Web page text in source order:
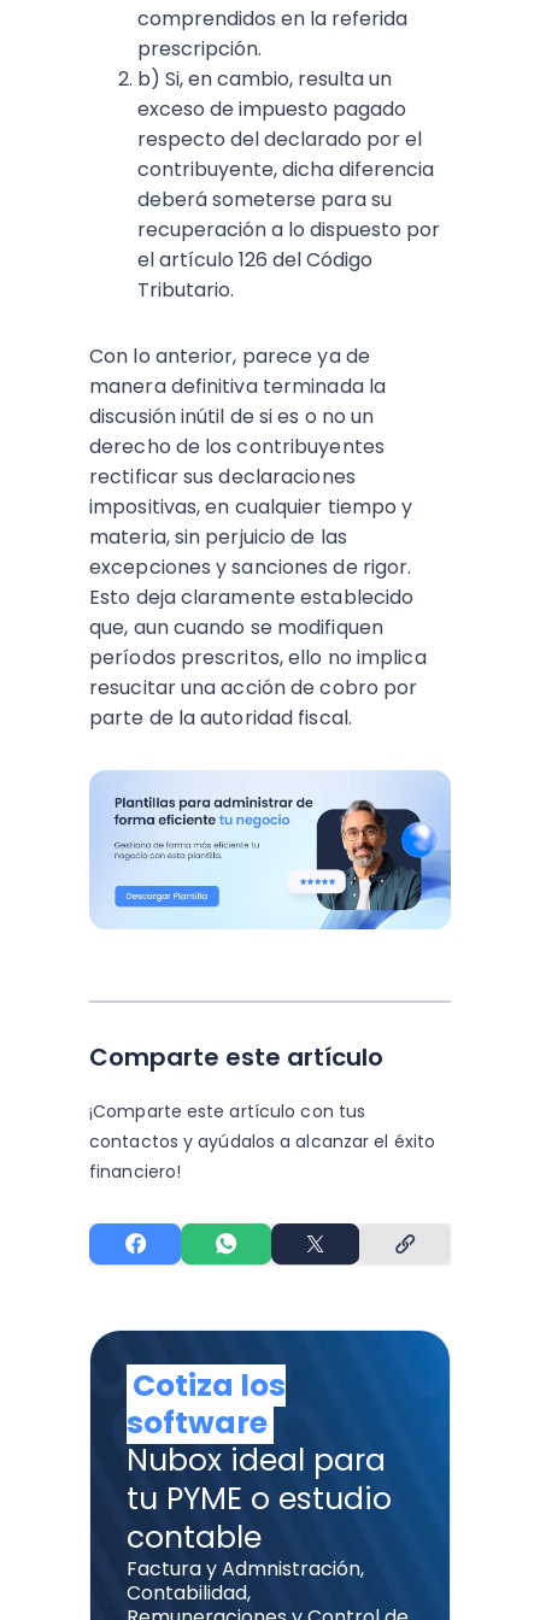
comprendidos en la referida
prescripción.
b) Si, en cambio, resulta un
exceso de impuesto pagado
respecto del declarado por el
contribuyente, dicha diferencia
deberá someterse para su
recuperación a lo dispuesto por
el artículo 126 del Código
Tributario.
Con lo anterior, parece ya de
manera definitiva terminada la
discusión inútil de si es o no un
derecho de los contribuyentes
rectificar sus declaraciones
impositivas, en cualquier tiempo y
materia, sin perjuicio de las
excepciones y sanciones de rigor.
Esto deja claramente establecido
que, aun cuando se modifiquen
períodos prescritos, ello no implica
resucitar una acción de cobro por
parte de la autoridad fiscal.
Comparte este artículo
¡Comparte este artículo con tus
contactos y ayúdalos a alcanzar el éxito
financiero!
Cotiza los
software
Nubox ideal para
tu PYME o estudio
contable
Factura y Admnistración,
Contabilidad,